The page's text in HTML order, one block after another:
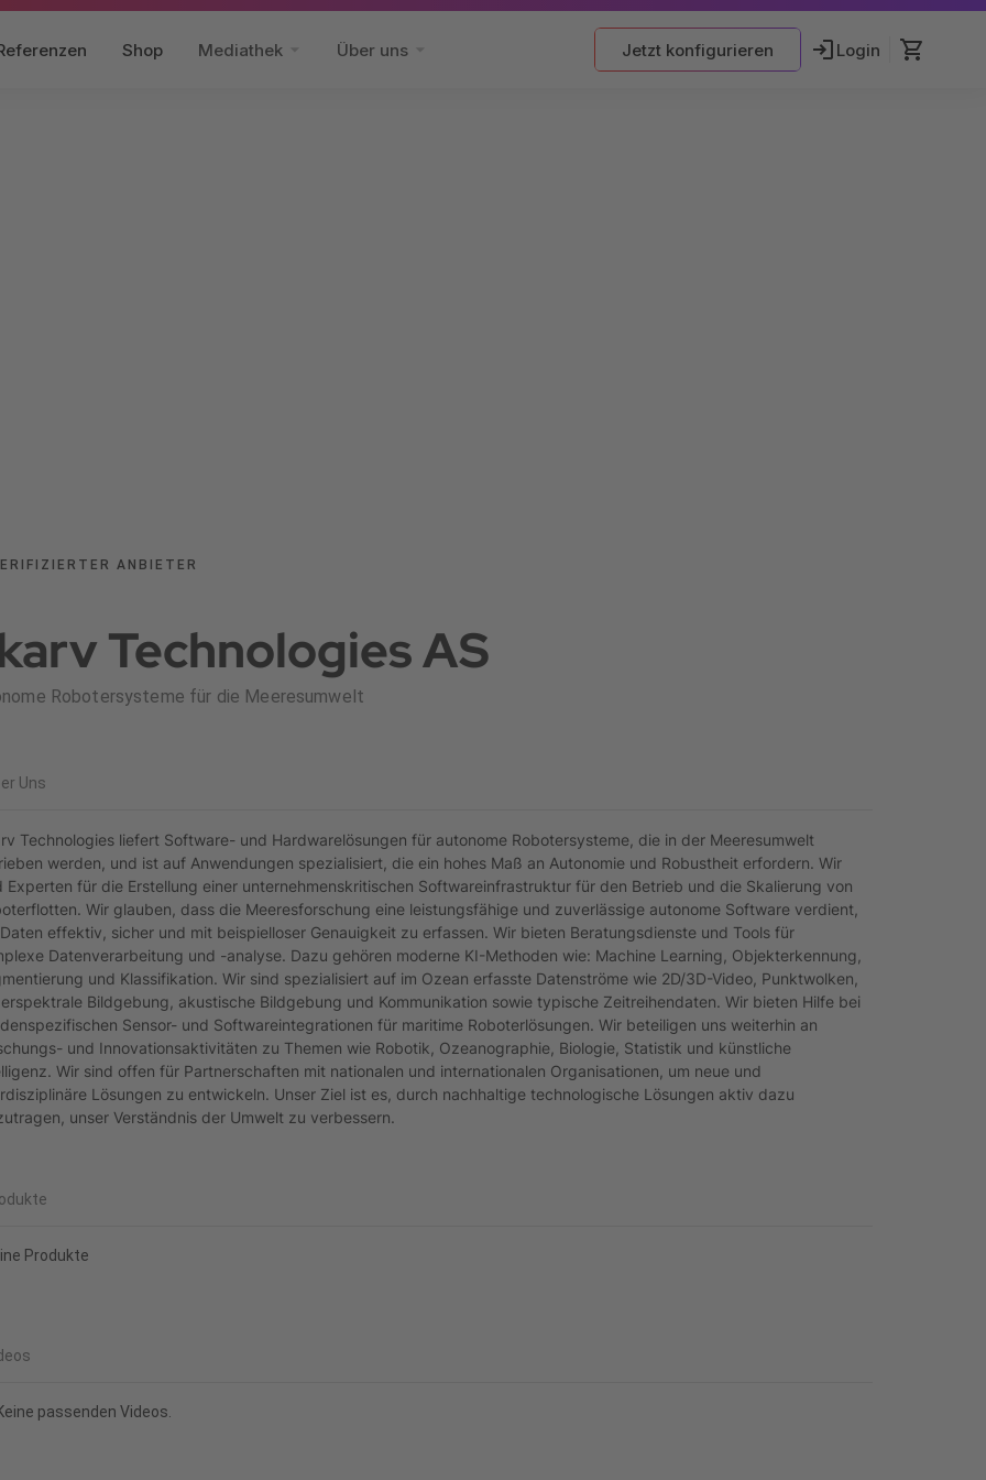
Shop Mediathek Über uns Jetzt konfigurieren Login
ANBIETER
Technologies AS
Robotersysteme für die Meeresumwelt
Uns
Technologies liefert Software- und Hardwarelösungen für autonome Robotersysteme, die in der Meeresumwelt
werden, und ist auf Anwendungen spezialisiert, die ein hohes Maß an Autonomie und Robustheit erfordern. Wir
Experten für die Erstellung einer unternehmenskritischen Softwareinfrastruktur für den Betrieb und die Skalierung von
Wir glauben, dass die Meeresforschung eine leistungsfähige und zuverlässige autonome Software verdient,
effektiv, sicher und mit beispielloser Genauigkeit zu erfassen. Wir bieten Beratungsdienste und Tools für
Datenverarbeitung und -analyse. Dazu gehören moderne KI-Methoden wie: Machine Learning, Objekterkennung,
und Klassifikation. Wir sind spezialisiert auf im Ozean erfasste Datenströme wie 2D/3D-Video, Punktwolken,
Bildgebung, akustische Bildgebung und Kommunikation sowie typische Zeitreihendaten. Wir bieten Hilfe bei
Sensor- und Softwareintegrationen für maritime Roboterlösungen. Wir beteiligen uns weiterhin an
und Innovationsaktivitäten zu Themen wie Robotik, Ozeanographie, Biologie, Statistik und künstliche
Wir sind offen für Partnerschaften mit nationalen und internationalen Organisationen, um neue und
Lösungen zu entwickeln. Unser Ziel ist es, durch nachhaltige technologische Lösungen aktiv dazu
unser Verständnis der Umwelt zu verbessern.
Produkte
passenden Videos.